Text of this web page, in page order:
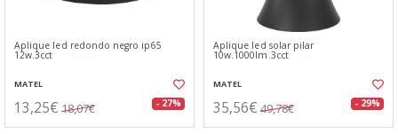
Aplique led redondo negro ip65
12w.3cct
MATEL
13,25€ 18,07€ - 27%
Aplique led solar pilar
10w.1000lm.3cct
MATEL
35,56€ 49,78€ - 29%